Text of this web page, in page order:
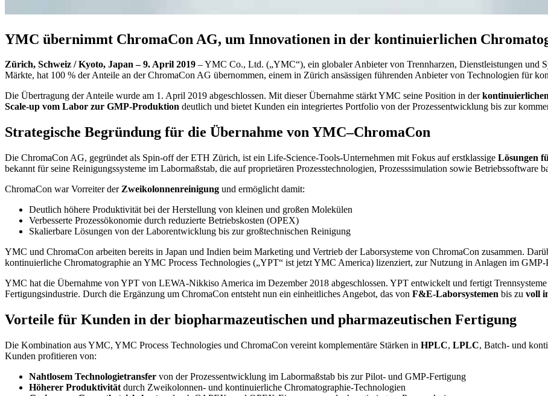
YMC übernimmt ChromaCon AG, um Innovationen in der kontinuierlichen
Zürich, Schweiz / Kyoto, Japan – 9. April 2019 – YMC Co., Ltd. („YMC“), ein globaler Anbieter von Trennharzen, Dienstleistungen und
Märkte, hat 100 % der Anteile an der ChromaCon AG übernommen, einem in Zürich ansässigen führenden Anbieter von Technologien für
Die Übertragung der Anteile wurde am 1. April 2019 abgeschlossen. Mit dieser Übernahme stärkt YMC seine Position in der
Scale-up vom Labor zur GMP-Produktion deutlich und bietet Kunden ein integriertes Portfolio von der Prozessentwicklung bis zur
Strategische Begründung für die Übernahme von YMC–ChromaCon
Die ChromaCon AG, gegründet als Spin-off der ETH Zürich, ist ein Life-Science-Tools-Unternehmen mit Fokus auf erstklassige Lösungen
bekannt für seine Reinigungssysteme im Labormaßstab, die auf proprietären Prozesstechnologien, Prozesssimulation sowie Betriebssoftware
ChromaCon war Vorreiter der Zweikolonnenreinigung und ermöglicht damit:
Deutlich höhere Produktivität bei der Herstellung von kleinen und großen Molekülen
Verbesserte Prozessökonomie durch reduzierte Betriebskosten (OPEX)
Skalierbare Lösungen von der Laborentwicklung bis zur großtechnischen Reinigung
YMC und ChromaCon arbeiten bereits in Japan und Indien beim Marketing und Vertrieb der Laborsysteme von ChromaCon zusammen.
kontinuierliche Chromatographie an YMC Process Technologies („YPT“ ist jetzt YMC America) lizenziert, zur Nutzung in Anlagen im GMP-
YMC hat die Übernahme von YPT von LEWA-Nikkiso America im Dezember 2018 abgeschlossen. YPT entwickelt und fertigt
Fertigungsindustrie. Durch die Ergänzung um ChromaCon entsteht nun ein einheitliches Angebot, das von F&E-Laborsystemen bis zu voll
Vorteile für Kunden in der biopharmazeutischen und pharmazeutischen Fertigung
Die Kombination aus YMC, YMC Process Technologies und ChromaCon vereint komplementäre Stärken in HPLC, LPLC, Batch- und
Kunden profitieren von:
Nahtlosem Technologietransfer von der Prozessentwicklung im Labormaßstab bis zur Pilot- und GMP-Fertigung
Höherer Produktivität durch Zweikolonnen- und kontinuierliche Chromatographie-Technologien